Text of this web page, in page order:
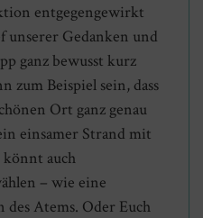
entgegengewirkt
Gedanken und
ganz bewusst kurz
zum Beispiel sein, dass
Ort ganz genau
einsamer Strand mit
auch
– wie eine
des Atems. Oder Euch